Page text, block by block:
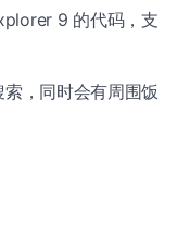
9 的代码，支
，同时会有周围饭